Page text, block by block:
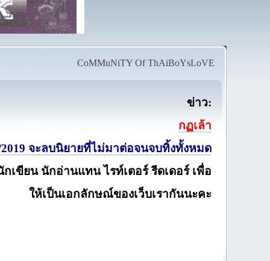
CoMMuNiTY Of ThAiBoYsLoVE
ข่าว:
กฏเล้า
2019 จะลบนิยายที่ไม่มาต่อจนจบทิ้งทั้งหมด
กเขียน นักอ่านแทน ไรท์เตอร์ รีดเดอร์ เพื่อ
ให้เป็นเอกลักษณ์ของเว็บเรากันนะคะ